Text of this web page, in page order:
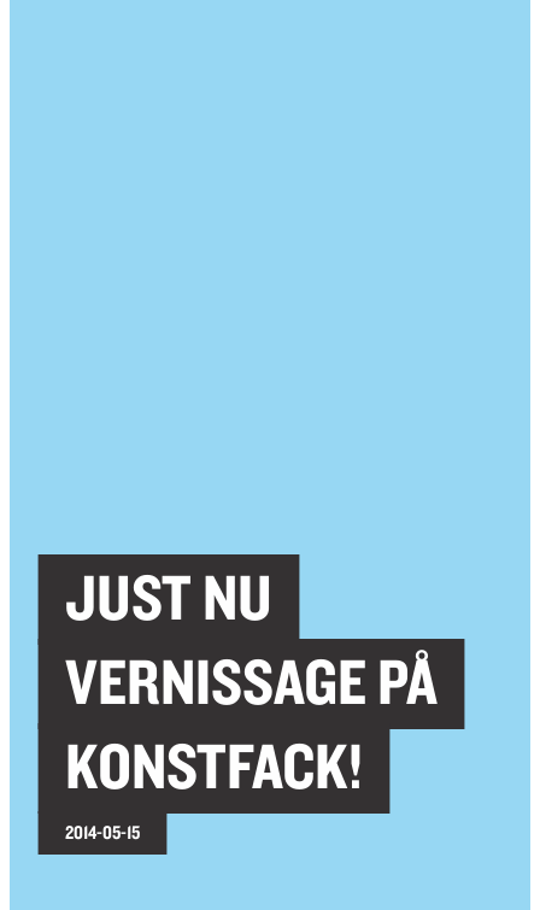
JUST NU
VERNISSAGE PÅ
KONSTFACK!
2014-05-15